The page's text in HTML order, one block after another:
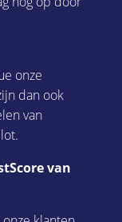
onze
dan ook
van
van